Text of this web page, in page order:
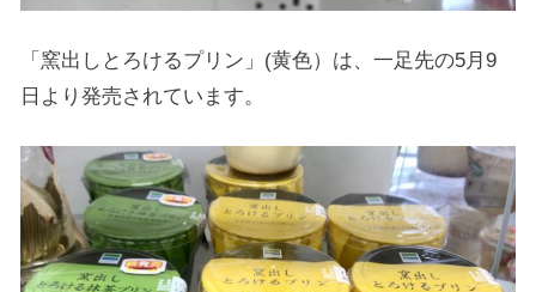
「窯出しとろけるプリン」(黄色）は、一足先の5月9
日より発売されています。